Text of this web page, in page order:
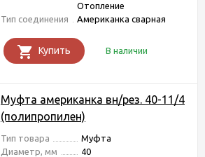
Отопление
Тип соединения
Американка сварная
Купить В наличии
Муфта американка вн/рез. 40-11/4
(полипропилен)
Тип товара
Муфта
Диаметр, мм
40